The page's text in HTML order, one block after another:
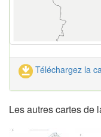
Téléchargez la
Les autres cartes de